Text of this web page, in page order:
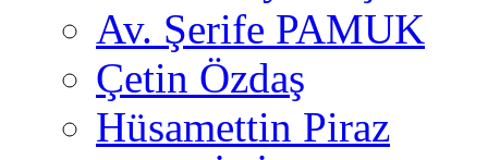
Av. Şerife PAMUK
Çetin Özdaş
Hüsamettin Piraz